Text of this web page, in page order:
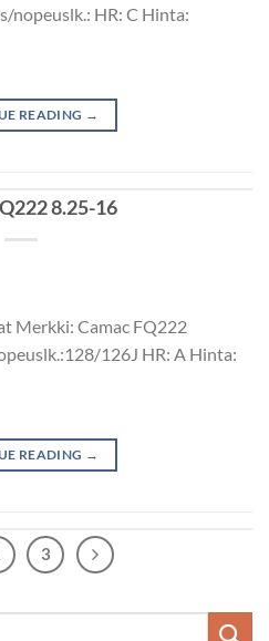
nopeuslk.: HR: C Hinta:
READING →
8.25-16
Merkki: Camac FQ222
126J HR: A Hinta:
READING →
3